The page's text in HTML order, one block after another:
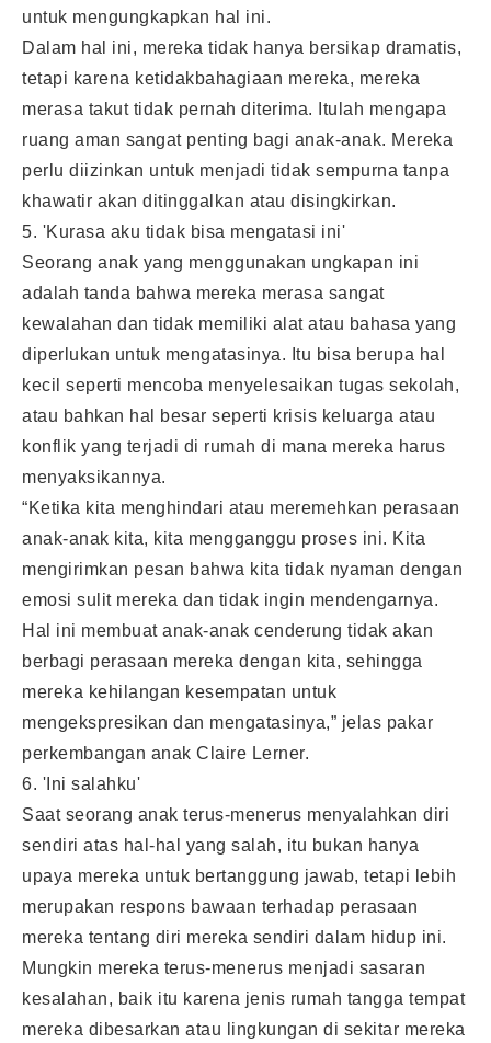
untuk mengungkapkan hal ini.
Dalam hal ini, mereka tidak hanya bersikap dramatis,
tetapi karena ketidakbahagiaan mereka, mereka
merasa takut tidak pernah diterima. Itulah mengapa
ruang aman sangat penting bagi anak-anak. Mereka
perlu diizinkan untuk menjadi tidak sempurna tanpa
khawatir akan ditinggalkan atau disingkirkan.
5. 'Kurasa aku tidak bisa mengatasi ini'
Seorang anak yang menggunakan ungkapan ini
adalah tanda bahwa mereka merasa sangat
kewalahan dan tidak memiliki alat atau bahasa yang
diperlukan untuk mengatasinya. Itu bisa berupa hal
kecil seperti mencoba menyelesaikan tugas sekolah,
atau bahkan hal besar seperti krisis keluarga atau
konflik yang terjadi di rumah di mana mereka harus
menyaksikannya.
“Ketika kita menghindari atau meremehkan perasaan
anak-anak kita, kita mengganggu proses ini. Kita
mengirimkan pesan bahwa kita tidak nyaman dengan
emosi sulit mereka dan tidak ingin mendengarnya.
Hal ini membuat anak-anak cenderung tidak akan
berbagi perasaan mereka dengan kita, sehingga
mereka kehilangan kesempatan untuk
mengekspresikan dan mengatasinya,” jelas pakar
perkembangan anak Claire Lerner.
6. 'Ini salahku'
Saat seorang anak terus-menerus menyalahkan diri
sendiri atas hal-hal yang salah, itu bukan hanya
upaya mereka untuk bertanggung jawab, tetapi lebih
merupakan respons bawaan terhadap perasaan
mereka tentang diri mereka sendiri dalam hidup ini.
Mungkin mereka terus-menerus menjadi sasaran
kesalahan, baik itu karena jenis rumah tangga tempat
mereka dibesarkan atau lingkungan di sekitar mereka